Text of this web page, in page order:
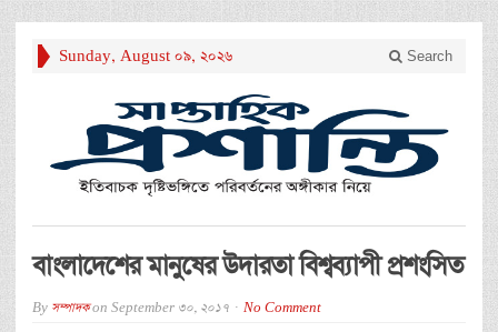
Sunday, August 09, 2026 Search
বাংলাদেশের মানুষের উদারতা বিশ্বব্যাপী প্রশংসিত
By সম্পাদকon September 30, 2017 No Comment